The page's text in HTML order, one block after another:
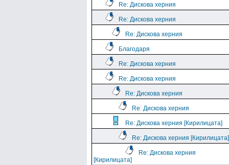
Re: Дискова херния
Re: Дискова херния
Re: Дискова херния
Благодаря
Re: Дискова херния
Re: Дискова херния
Re: Дискова херния
Re: Дискова херния
Re: Дискова херния [Кирилицата]
Re: Дискова херния [Кирилицата]
Re: Дискова херния
[Кирилицата]